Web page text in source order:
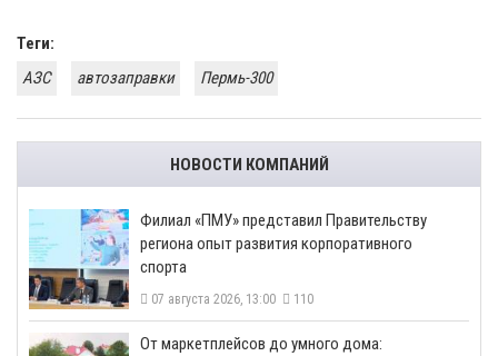
Теги:
АЗС
автозаправки Пермь-300
НОВОСТИ КОМПАНИЙ
​Филиал «ПМУ» представил Правительству
региона опыт развития корпоративного
спорта
07 августа 2026, 13:00 110
От маркетплейсов до умного дома: